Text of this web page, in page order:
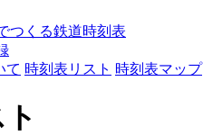
つくる鉄道時刻表
て 時刻表リスト 時刻表マップ